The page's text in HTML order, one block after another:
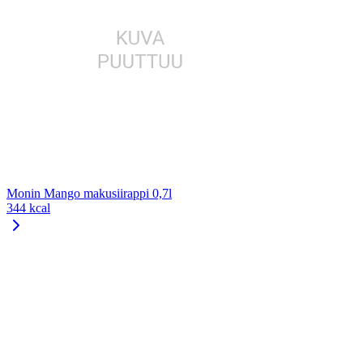
Monin Mango makusiirappi 0,7l
344 kcal